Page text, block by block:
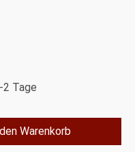
von 5 Sternen
Tage
gewünschten
Warenkorb